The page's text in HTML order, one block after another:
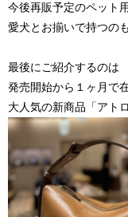
今後再販予定のペット
愛犬とお揃いで持つの
最後にご紹介するのは
発売開始から１ヶ月で
大人気の新商品「アト